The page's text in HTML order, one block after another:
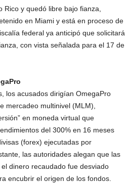
y quedó libre bajo fianza,
en Miami y está en proceso de
federal ya anticipó que solicitará
con vista señalada para el 17 de
los acusados dirigían OmegaPro
mercadeo multinivel (MLM),
en moneda virtual que
del 300% en 16 meses
(forex) ejecutadas por
las autoridades alegan que las
dinero recaudado fue desviado
encubrir el origen de los fondos.